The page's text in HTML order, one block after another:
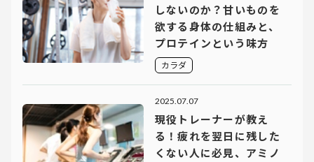
しないのか？甘いものを
欲する身体の仕組みと、
プロテインという味方
カラダ
2025.07.07
現役トレーナーが教え
る！疲れを翌日に残した
くない人に必見、アミノ